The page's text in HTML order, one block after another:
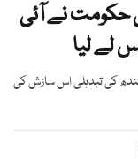
حکومت نے آئی
لے لیا
کی تبدیلی اس سازش کی